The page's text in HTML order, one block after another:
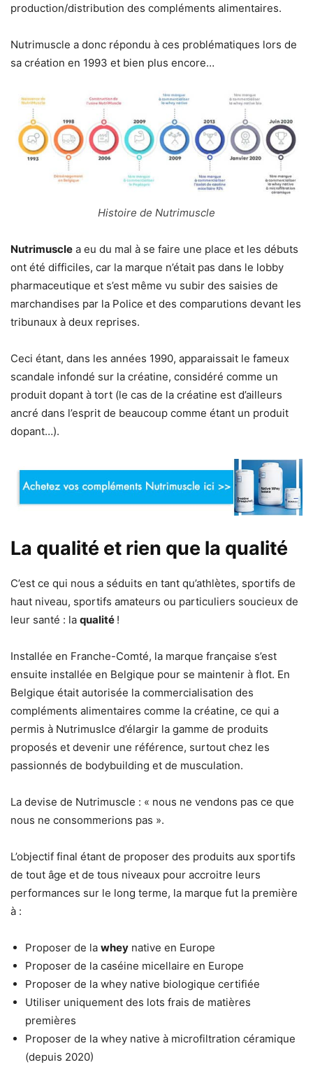
production/distribution des compléments alimentaires.
Nutrimuscle a donc répondu à ces problématiques lors de
sa création en 1993 et bien plus encore…
Histoire de Nutrimuscle
Nutrimuscle a eu du mal à se faire une place et les débuts
ont été difficiles, car la marque n’était pas dans le lobby
pharmaceutique et s’est même vu subir des saisies de
marchandises par la Police et des comparutions devant les
tribunaux à deux reprises.
Ceci étant, dans les années 1990, apparaissait le fameux
scandale infondé sur la créatine, considéré comme un
produit dopant à tort (le cas de la créatine est d’ailleurs
ancré dans l’esprit de beaucoup comme étant un produit
dopant…).
La qualité et rien que la qualité
C’est ce qui nous a séduits en tant qu’athlètes, sportifs de
haut niveau, sportifs amateurs ou particuliers soucieux de
leur santé : la qualité !
Installée en Franche-Comté, la marque française s’est
ensuite installée en Belgique pour se maintenir à flot. En
Belgique était autorisée la commercialisation des
compléments alimentaires comme la créatine, ce qui a
permis à Nutrimuslce d’élargir la gamme de produits
proposés et devenir une référence, surtout chez les
passionnés de bodybuilding et de musculation.
La devise de Nutrimuscle : « nous ne vendons pas ce que
nous ne consommerions pas ».
L’objectif final étant de proposer des produits aux sportifs
de tout âge et de tous niveaux pour accroitre leurs
performances sur le long terme, la marque fut la première
à :
Proposer de la whey native en Europe
Proposer de la caséine micellaire en Europe
Proposer de la whey native biologique certifiée
Utiliser uniquement des lots frais de matières
premières
Proposer de la whey native à microfiltration céramique
(depuis 2020)